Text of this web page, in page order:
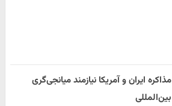
مذاکره ایران و آمریکا نیازمند میانجی‌گری
بین‌المللی